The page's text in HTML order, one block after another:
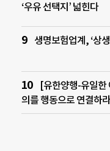
‘우유 선택지’ 넓힌다
생명보험업계, ‘상
[유한양행-유일한
의를 행동으로 연결하